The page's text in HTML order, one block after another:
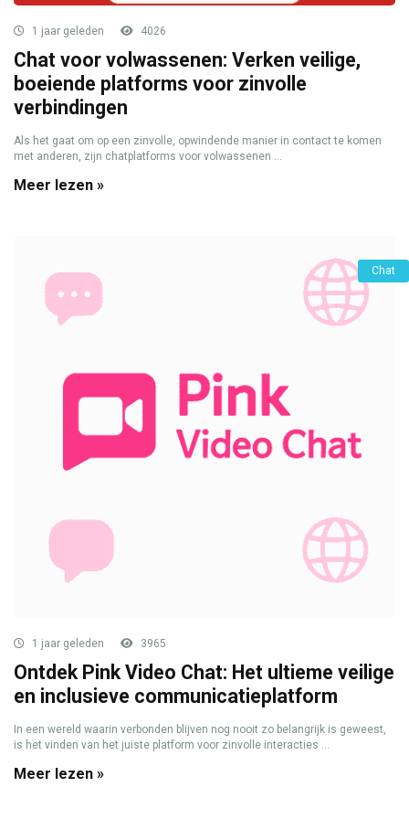
1 jaar geleden 4026
Chat voor volwassenen: Verken veilige,
boeiende platforms voor zinvolle
verbindingen
Als het gaat om op een zinvolle, opwindende manier in contact te komen
met anderen, zijn chatplatforms voor volwassenen ...
Meer lezen »
Chat
1 jaar geleden 3965
Ontdek Pink Video Chat: Het ultieme veilige
en inclusieve communicatieplatform
In een wereld waarin verbonden blijven nog nooit zo belangrijk is geweest,
is het vinden van het juiste platform voor zinvolle interacties ...
Meer lezen »